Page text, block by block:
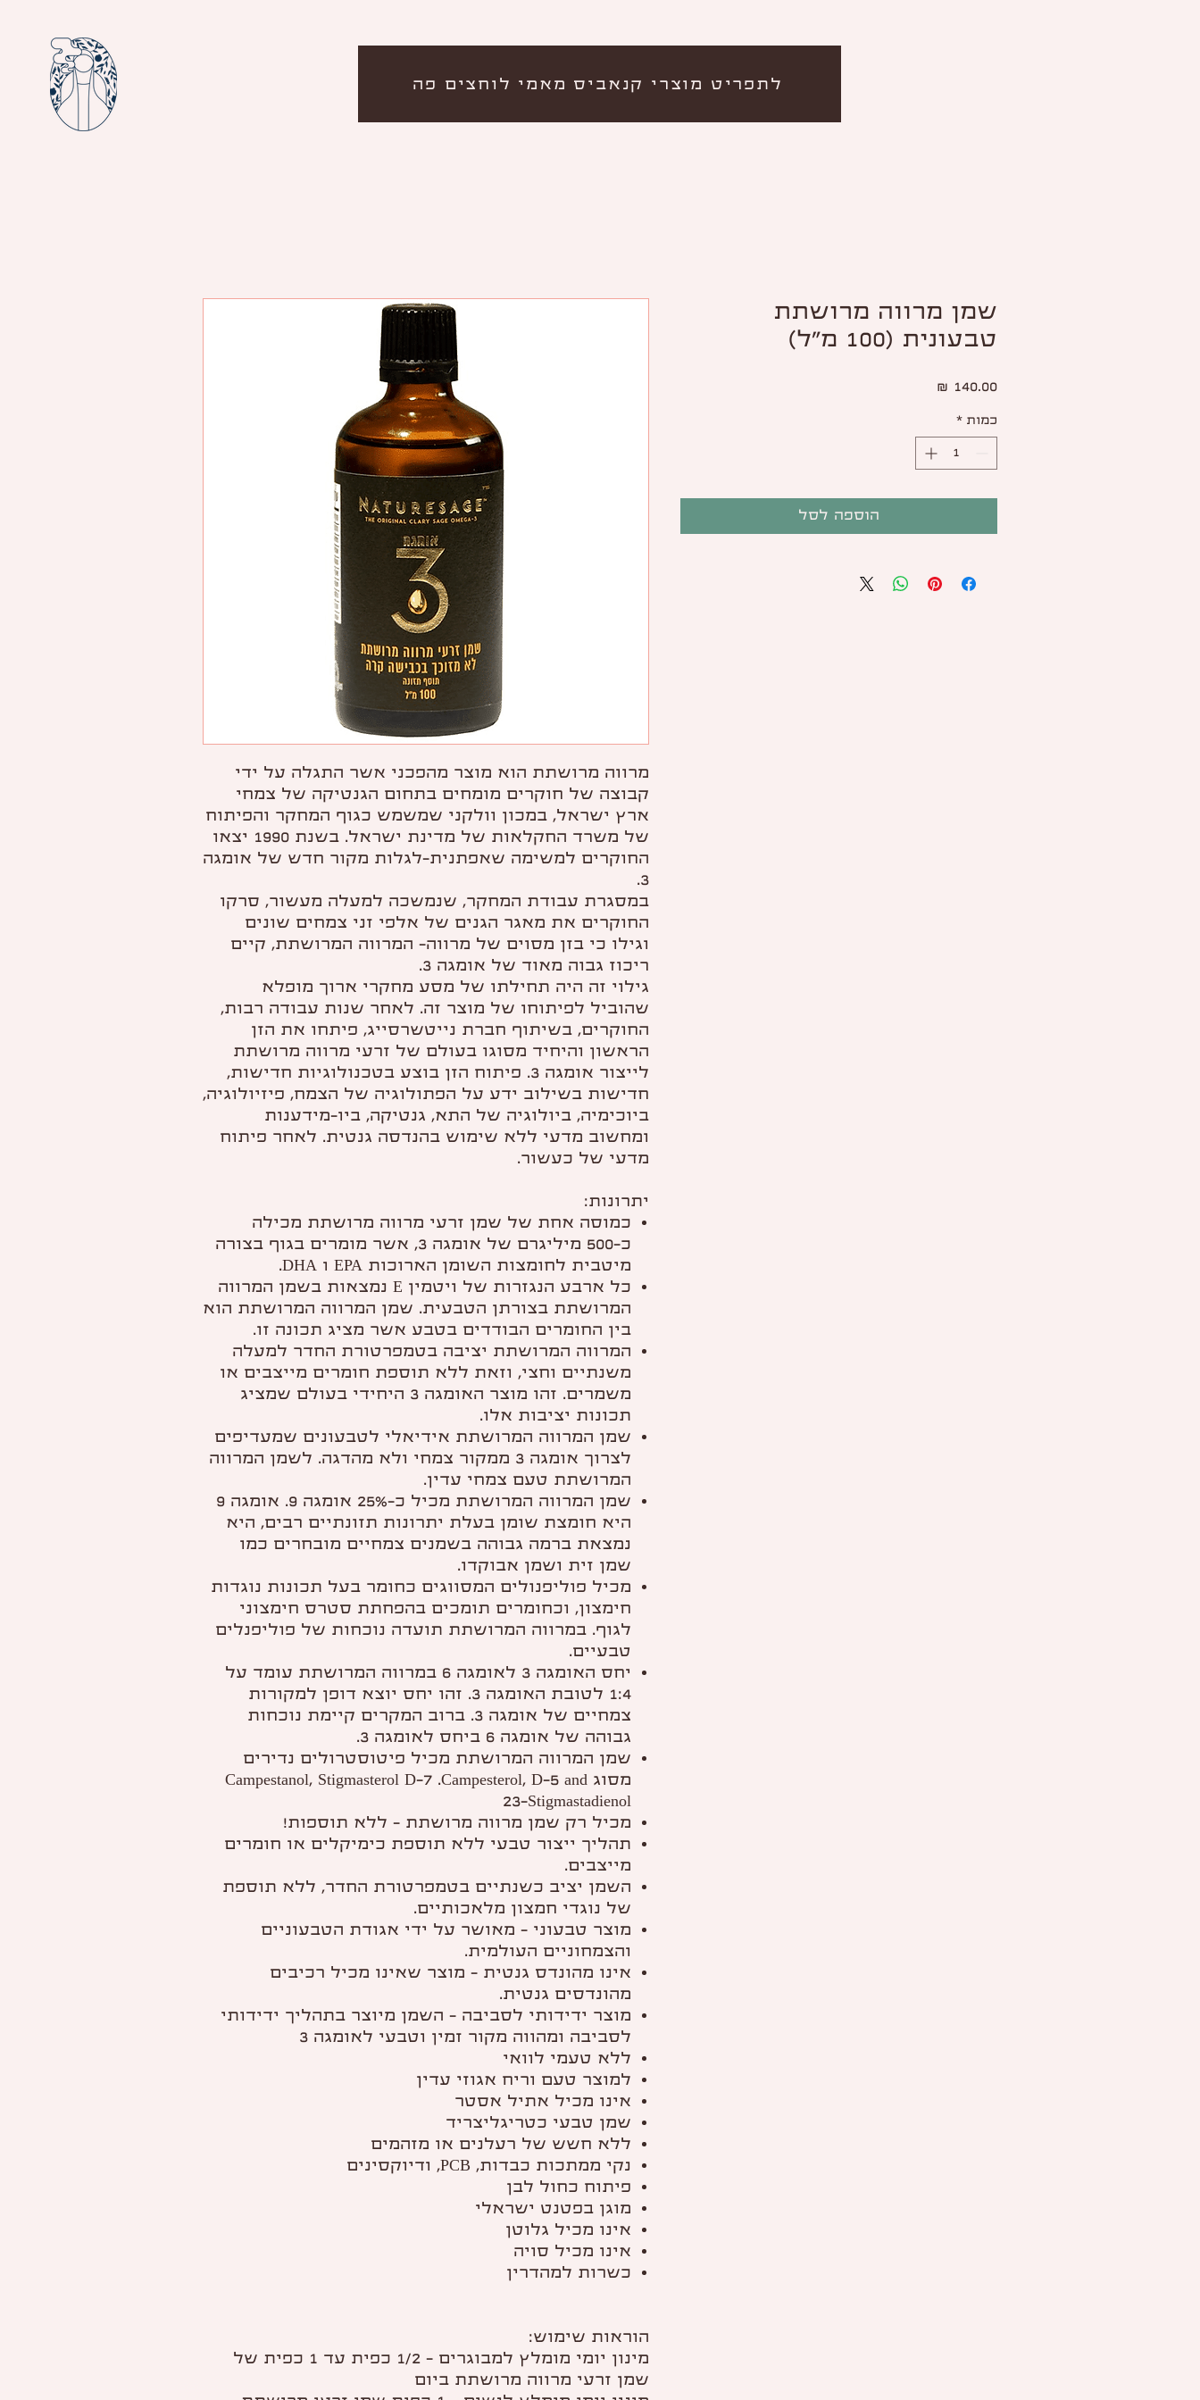
לתפריט מוצרי קנאביס מאמי לוחצים פה
מרווה מרושתת הוא מוצר מהפכני אשר התגלה על ידי
קבוצה של חוקרים מומחים בתחום הגנטיקה של צמחי
ארץ ישראל, במכון וולקני שמשמש כגוף המחקר והפיתוח
של משרד החקלאות של מדינת ישראל. בשנת 1990 יצאו
החוקרים למשימה שאפתנית-לגלות מקור חדש של אומגה
3.
במסגרת עבודת המחקר, שנמשכה למעלה מעשור, סרקו
החוקרים את מאגר הגנים של אלפי זני צמחים שונים
וגילו כי בזן מסוים של מרווה- המרווה המרושתת, קיים
ריכוז גבוה מאוד של אומגה 3.
גילוי זה היה תחילתו של מסע מחקרי ארוך מופלא
שהוביל לפיתוחו של מוצר זה. לאחר שנות עבודה רבות,
החוקרים, בשיתוף חברת נייטשרסייג, פיתחו את הזן
הראשון והיחיד מסוגו בעולם של זרעי מרווה מרושתת
לייצור אומגה 3. פיתוח הזן בוצע בטכנולוגיות חדישות,
חדישות בשילוב ידע על הפתולוגיה של הצמח, פיזיולוגיה,
ביוכימיה, ביולוגיה של התא, גנטיקה, ביו-מידענות
ומחשוב מדעי ללא שימוש בהנדסה גנטית. לאחר פיתוח
מדעי של כעשור.
יתרונות:
כמוסה אחת של שמן זרעי מרווה מרושתת מכילה
כ-500 מיליגרם של אומגה 3, אשר מומרים בגוף בצורה
מיטבית לחומצות השומן הארוכות EPA ו DHA.
כל ארבע הנגזרות של ויטמין E נמצאות בשמן המרווה
המרושתת בצורתן הטבעית. שמן המרווה המרושתת הוא
בין החומרים הבודדים בטבע אשר מציג תכונה זו.
המרווה המרושתת יציבה בטמפרטורת החדר למעלה
משנתיים וחצי, וזאת ללא תוספת חומרים מייצבים או
משמרים. זהו מוצר האומגה 3 היחידי בעולם שמציג
תכונות יציבות אלו.
שמן המרווה המרושתת אידיאלי לטבעונים שמעדיפים
לצרוך אומגה 3 ממקור צמחי ולא מהדגה. לשמן המרווה
המרושתת טעם צמחי עדין.
שמן המרווה המרושתת מכיל כ-25% אומגה 9. אומגה 9
היא חומצת שומן בעלת יתרונות תזונתיים רבים, היא
נמצאת ברמה גבוהה בשמנים צמחיים מובחרים כמו
שמן זית ושמן אבוקדו.
מכיל פוליפנולים המסווגים כחומר בעל תכונות נוגדות
חימצון, וכחומרים תומכים בהפחתת סטרס חימצוני
לגוף. במרווה המרושתת תועדה נוכחות של פוליפנלים
טבעיים.
יחס האומגה 3 לאומגה 6 במרווה המרושתת עומד על
1:4 לטובת האומגה 3. זהו יחס יוצא דופן למקורות
צמחיים של אומגה 3. ברוב המקרים קיימת נוכחות
גבוהה של אומגה 6 ביחס לאומגה 3.
שמן המרווה המרושתת מכיל פיטוסטרולים נדירים
מסוג Campestanol, Stigmasterol D-7 .Campesterol, D-5 and
23-Stigmastadienol
מכיל רק שמן מרווה מרושתת – ללא תוספות!
תהליך ייצור טבעי ללא תוספת כימיקלים או חומרים
מייצבים.
השמן יציב כשנתיים בטמפרטורת החדר, ללא תוספת
של נוגדי חמצון מלאכותיים.
מוצר טבעוני – מאושר על ידי אגודת הטבעוניים
והצמחוניים העולמית.
אינו מהונדס גנטית – מוצר שאינו מכיל רכיבים
מהונדסים גנטית.
מוצר ידידותי לסביבה – השמן מיוצר בתהליך ידידותי
לסביבה ומהווה מקור זמין וטבעי לאומגה 3
ללא טעמי לוואי
למוצר טעם וריח אגוזי עדין
אינו מכיל אתיל אסטר
שמן טבעי כטריגליצריד
ללא חשש של רעלנים או מזהמים
נקי ממתכות כבדות, PCB, ודיוקסינים
פיתוח כחול לבן
מוגן בפטנט ישראלי
אינו מכיל גלוטן
אינו מכיל סויה
כשרות למהדרין
הוראות שימוש:
מינון יומי מומלץ למבוגרים – 1/2 כפית עד 1 כפית של
שמן זרעי מרווה מרושתת ביום
שמן מרווה מרושתת
טבעונית (100 מ"ל)
כמות *
הוספה לסל